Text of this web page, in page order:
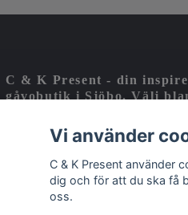
C & K Present - din
gåvobutik i Sjöbo. Välj
noggrant utvald tysk design
Vi använder
C & K Present använder
dig och för att du ska få
oss.